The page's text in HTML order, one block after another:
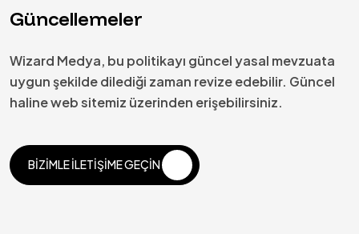
Güncellemeler
Wizard Medya, bu politikayı güncel yasal mevzuata
uygun şekilde dilediği zaman revize edebilir. Güncel
haline web sitemiz üzerinden erişebilirsiniz.
BIZIMLE İLETIŞIME GEÇIN
BIZIMLE İLETIŞIME GEÇIN